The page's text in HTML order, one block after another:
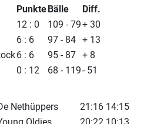
PunkteBälle
Diff.
12 : 0 109 - 79+ 30
6 : 6 97 - 84 + 13
6 : 6 95 - 87 + 8
0 : 12 68 - 119- 51
Nethüppers
21:16 14:15